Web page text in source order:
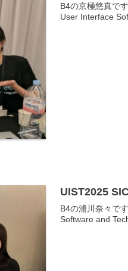
B4の京極悠真で
User Interface
UIST2025
B4の浦川奈々で
Software and